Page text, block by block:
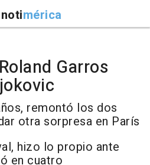
notimérica
Garros
remontó los dos
otra sorpresa en París
hizo lo propio ante
en cuatro